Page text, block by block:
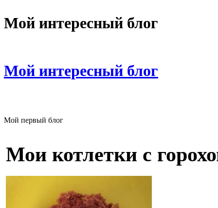
Мой интересный блог
Мой интересный блог
Мой первый блог
Мои котлетки с